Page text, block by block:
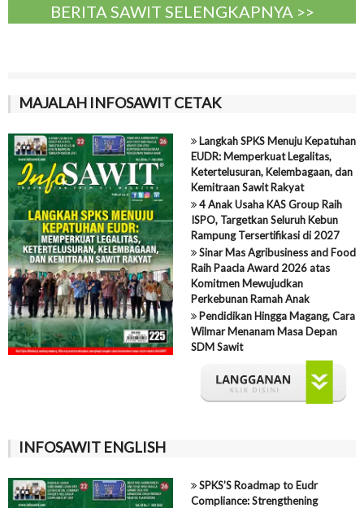
BERITA SAWIT SELENGKAPNYA >>
MAJALAH INFOSAWIT CETAK
Langkah SPKS Menuju Kepatuhan
EUDR: Memperkuat Legalitas,
Ketertelusuran, Kelembagaan, dan
Kemitraan Sawit Rakyat
4 Anak Usaha KAS Group Raih
ISPO, Targetkan Seluruh Kebun
Rampung Tersertifikasi di 2027
Sinar Mas Agribusiness and Food
Raih Paacla Award 2026 atas
Komitmen Mewujudkan
Perkebunan Ramah Anak
Pendidikan Hingga Magang, Cara
Wilmar Menanam Masa Depan
SDM Sawit
INFOSAWIT ENGLISH
SPKS’S Roadmap to Eudr
Compliance: Strengthening